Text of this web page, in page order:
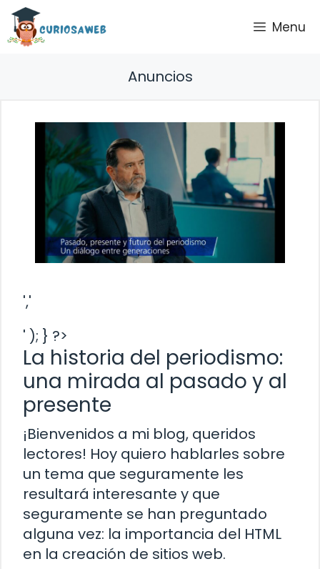
Saltar
contenido
Menu
Anuncios
','
' ); } ?>
La historia del periodismo:
una mirada al pasado y al
presente
¡Bienvenidos a mi blog, queridos
lectores! Hoy quiero hablarles sobre
un tema que seguramente les
resultará interesante y que
seguramente se han preguntado
alguna vez: la importancia del HTML
en la creación de sitios web.